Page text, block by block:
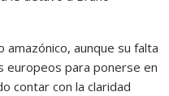
amazónico, aunque su falta
europeos para ponerse en
contar con la claridad